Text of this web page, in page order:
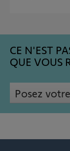
CE N'EST
QUE VOUS
Posez